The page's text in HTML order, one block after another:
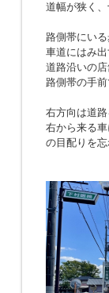
道幅が狭く
路側帯にい
車道にはみ
道路沿いの
路側帯の手
右方向は道
右から来る
の目配りを忘